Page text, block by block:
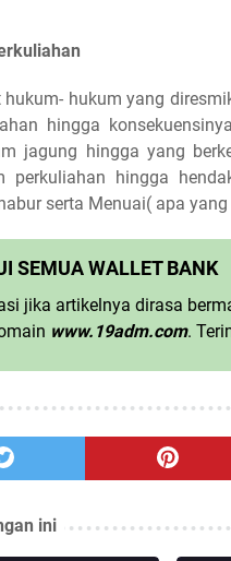
hukum yang
hingga
jagung hingga yang
hingga
serta Menuai( apa
SEMUA WALLET BANK
jika artikelnya dirasa
www.19adm.com.
ini